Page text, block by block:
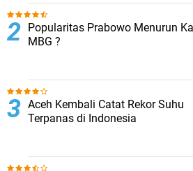
Popularitas Prabowo Menurun
MBG ?
Aceh Kembali Catat Rekor Suhu
Terpanas di Indonesia